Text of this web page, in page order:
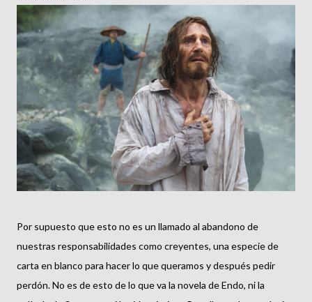
Por supuesto que esto no es un llamado al abandono de
nuestras responsabilidades como creyentes, una especie de
carta en blanco para hacer lo que queramos y después pedir
perdón. No es de esto de lo que va la novela de Endo, ni la